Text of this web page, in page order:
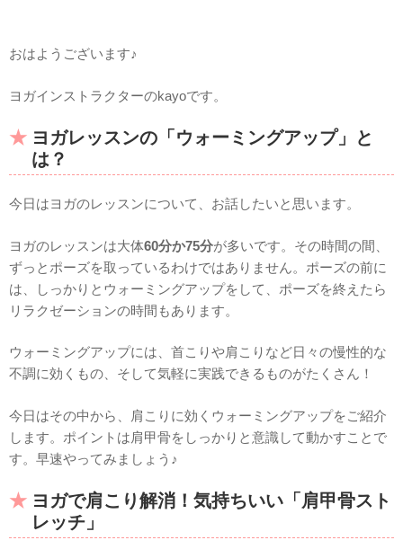
おはようございます♪
ヨガインストラクターのkayoです。
ヨガレッスンの「ウォーミングアップ」と
は？
今日はヨガのレッスンについて、お話したいと思います。
ヨガのレッスンは大体60分か75分が多いです。その時間の間、
ずっとポーズを取っているわけではありません。ポーズの前に
は、しっかりとウォーミングアップをして、ポーズを終えたら
リラクゼーションの時間もあります。
ウォーミングアップには、首こりや肩こりなど日々の慢性的な
不調に効くもの、そして気軽に実践できるものがたくさん！
今日はその中から、肩こりに効くウォーミングアップをご紹介
します。ポイントは肩甲骨をしっかりと意識して動かすことで
す。早速やってみましょう♪
ヨガで肩こり解消！気持ちいい「肩甲骨スト
レッチ」